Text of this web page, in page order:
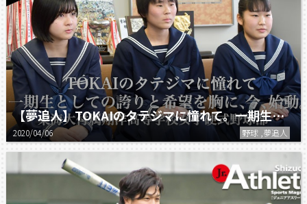
【夢追人】TOKAIのタテジマに憧れて。一期生としての誇りと希望を胸に、今、始動。
2020/04/06 野球 ,夢追人